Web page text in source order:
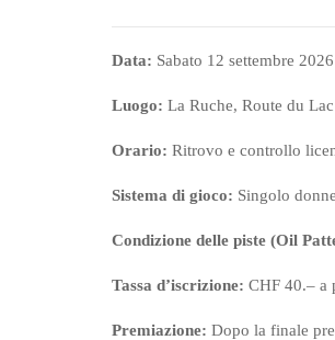
Data: Sabato 12 settembre 2026
Luogo: La Ruche, Route du
Orario: Ritrovo e controllo
Sistema di gioco: Singolo
Condizione delle piste (Oil
Tassa d’iscrizione: CHF 40.– a
Premiazione: Dopo la finale